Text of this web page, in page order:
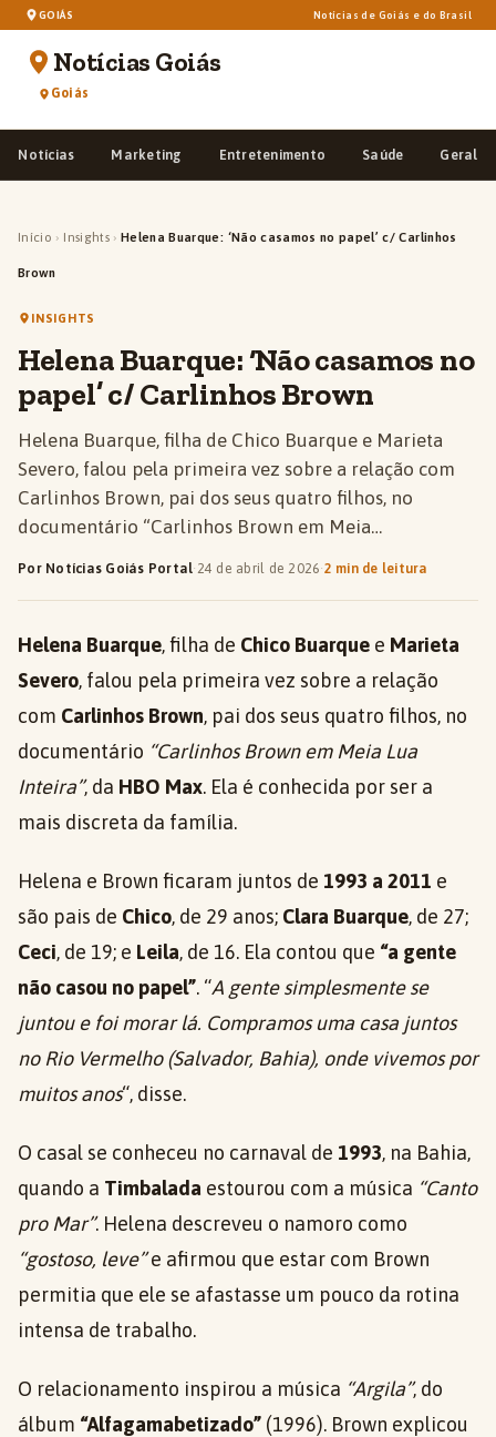
GOIÁS Notícias de Goiás e do Brasil
Notícias Goiás
Goiás
Notícias Marketing Entretenimento Saúde Geral
Início › Insights › Helena Buarque: ‘Não casamos no papel’ c/ Carlinhos
Brown
INSIGHTS
Helena Buarque: ‘Não casamos no
papel’ c/ Carlinhos Brown
Helena Buarque, filha de Chico Buarque e Marieta
Severo, falou pela primeira vez sobre a relação com
Carlinhos Brown, pai dos seus quatro filhos, no
documentário “Carlinhos Brown em Meia…
Por Notícias Goiás Portal·24 de abril de 2026·2 min de leitura
Helena Buarque, filha de Chico Buarque e Marieta
Severo, falou pela primeira vez sobre a relação
com Carlinhos Brown, pai dos seus quatro filhos, no
documentário “Carlinhos Brown em Meia Lua
Inteira”, da HBO Max. Ela é conhecida por ser a
mais discreta da família.
Helena e Brown ficaram juntos de 1993 a 2011 e
são pais de Chico, de 29 anos; Clara Buarque, de 27;
Ceci, de 19; e Leila, de 16. Ela contou que “a gente
não casou no papel”. “A gente simplesmente se
juntou e foi morar lá. Compramos uma casa juntos
no Rio Vermelho (Salvador, Bahia), onde vivemos por
muitos anos“, disse.
O casal se conheceu no carnaval de 1993, na Bahia,
quando a Timbalada estourou com a música “Canto
pro Mar”. Helena descreveu o namoro como
“gostoso, leve”e afirmou que estar com Brown
permitia que ele se afastasse um pouco da rotina
intensa de trabalho.
O relacionamento inspirou a música “Argila”, do
álbum “Alfagamabetizado” (1996). Brown explicou